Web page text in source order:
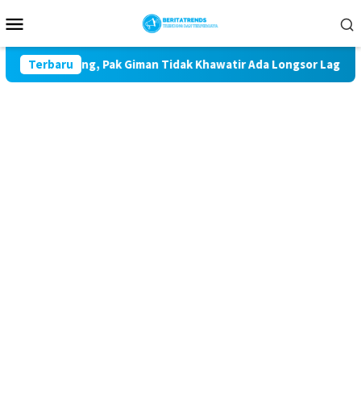
ke
Mobile
Terbaru
Rampung, Pak Giman Tidak Khawatir Ada Longsor Lagi